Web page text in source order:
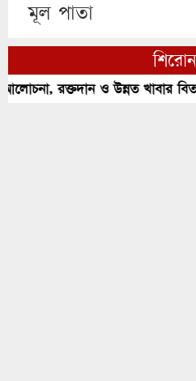
মূল পাতা
রক্তদান ও উন্নত খাবার